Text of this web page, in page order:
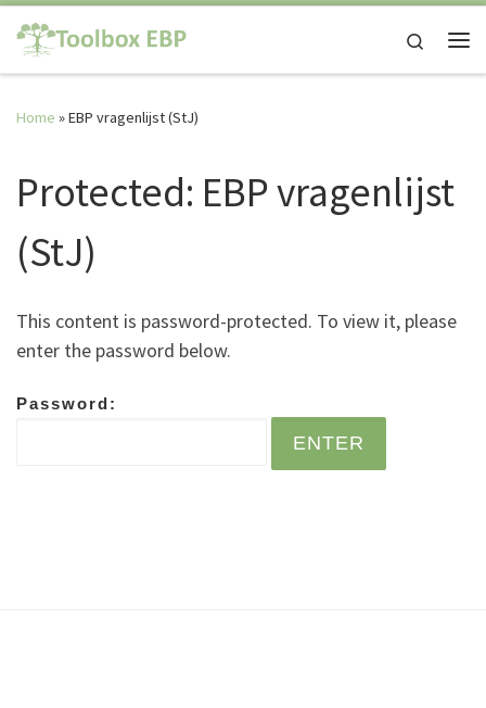
Skip to content
Search
Home »EBP vragenlijst (StJ)
Protected: EBP vragenlijst
(StJ)
This content is password-protected. To view it, please
enter the password below.
Password: